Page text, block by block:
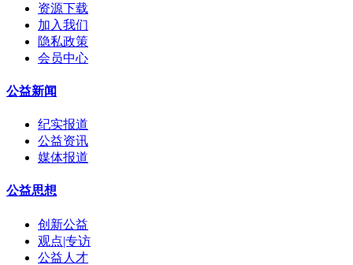
资源下载
加入我们
隐私政策
会员中心
公益新闻
纪实报道
公益资讯
媒体报道
公益思想
创新公益
观点|专访
公益人才